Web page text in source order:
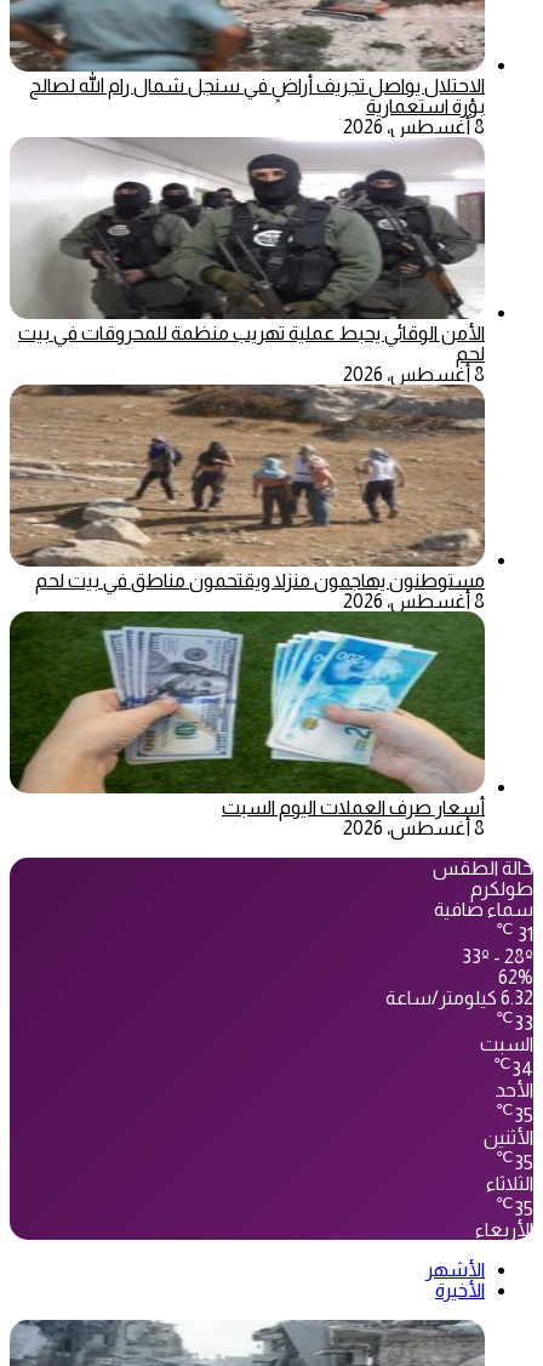
الاحتلال يواصل تجريف أراضٍ في سنجل شمال رام الله لصالح
بؤرة استعمارية
8 أغسطس، 2026
الأمن الوقائي يحبط عملية تهريب منظمة للمحروقات في بيت
لحم
8 أغسطس، 2026
مستوطنون يهاجمون منزلا ويقتحمون مناطق في بيت لحم
8 أغسطس، 2026
أسعار صرف العملات اليوم السبت
8 أغسطس، 2026
حالة الطقس
طولكرم
سماء صافية
31
℃
33º - 28º
62%
6.32 كيلومتر/ساعة
33
℃
السبت
34
℃
الأحد
35
℃
الأثنين
35
℃
الثلاثاء
35
℃
الأربعاء
الأشهر
الأخيرة